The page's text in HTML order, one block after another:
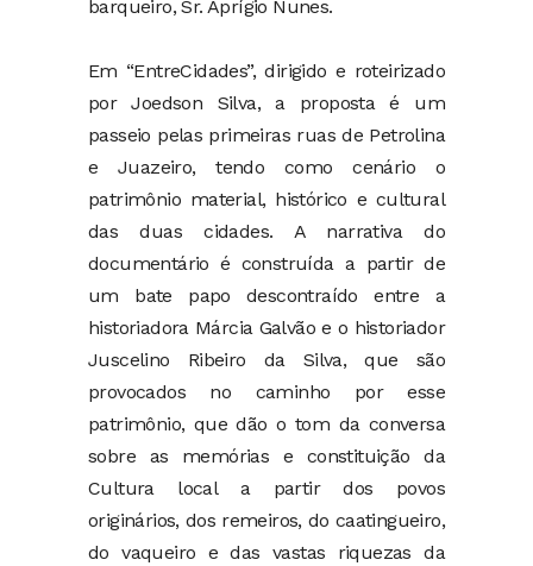
barqueiro, Sr. Aprígio Nunes.
Em “EntreCidades”, dirigido e roteirizado
por Joedson Silva, a proposta é um
passeio pelas primeiras ruas de Petrolina
e Juazeiro, tendo como cenário o
patrimônio material, histórico e cultural
das duas cidades. A narrativa do
documentário é construída a partir de
um bate papo descontraído entre a
historiadora Márcia Galvão e o historiador
Juscelino Ribeiro da Silva, que são
provocados no caminho por esse
patrimônio, que dão o tom da conversa
sobre as memórias e constituição da
Cultura local a partir dos povos
originários, dos remeiros, do caatingueiro,
do vaqueiro e das vastas riquezas da